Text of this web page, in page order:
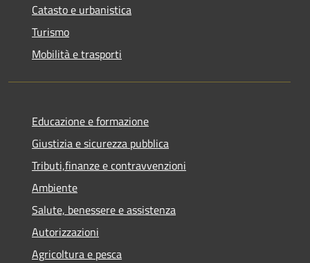
Catasto e urbanistica
Turismo
Mobilità e trasporti
Educazione e formazione
Giustizia e sicurezza pubblica
Tributi,finanze e contravvenzioni
Ambiente
Salute, benessere e assistenza
Autorizzazioni
Agricoltura e pesca